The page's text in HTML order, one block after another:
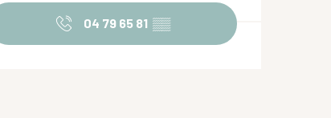
04 79 65 81 ▒▒